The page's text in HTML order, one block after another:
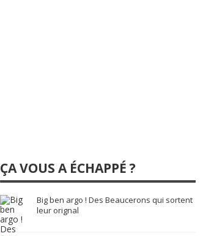
ÇA VOUS A ÉCHAPPÉ ?
Big ben argo ! Des Beaucerons qui sortent
leur orignal